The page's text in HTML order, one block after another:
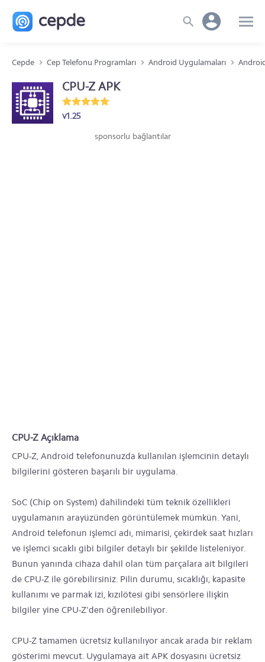
Cepde Cep Telefonu Programları Android Uygulamaları
CPU-Z APK
v1.25
sponsorlu bağlantılar
CPU-Z Açıklama
CPU-Z, Android telefonunuzda kullanılan işlemcinin detaylı
bilgilerini gösteren başarılı bir uygulama.
SoC (Chip on System) dahilindeki tüm teknik özellikleri
uygulamanın arayüzünden görüntülemek mümkün. Yani,
Android telefonun işlemci adı, mimarisi, çekirdek saat hızları
ve işlemci sıcaklı gibi bilgiler detaylı bir şekilde listeleniyor.
Bunun yanında cihaza dahil olan tüm parçalara ait bilgileri
de CPU-Z ile görebilirsiniz. Pilin durumu, sıcaklığı, kapasite
kullanımı ve parmak izi, kızılötesi gibi sensörlere ilişkin
bilgiler yine CPU-Z'den öğrenilebiliyor.
CPU-Z tamamen ücretsiz kullanılıyor ancak arada bir reklam
gösterimi mevcut. Uygulamaya ait APK dosyasını ücretsiz